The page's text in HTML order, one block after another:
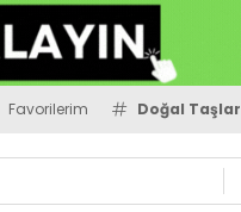
Favorilerim Doğal Taşlar